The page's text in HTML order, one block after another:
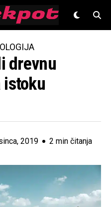
drevnu
istoku
2019 2 min čitanja